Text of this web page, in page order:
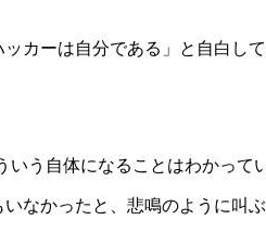
カーは自分である」と自白して
う自体になることはわかって
なかったと、悲鳴のように叫ぶ